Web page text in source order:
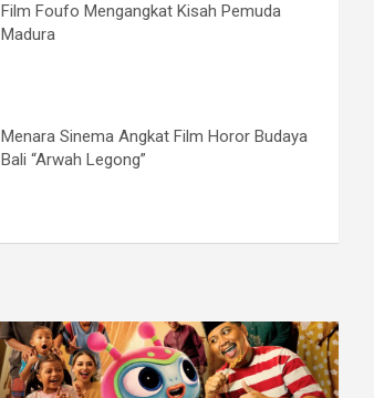
Film Foufo Mengangkat Kisah Pemuda
Madura
Menara Sinema Angkat Film Horor Budaya
Bali “Arwah Legong”